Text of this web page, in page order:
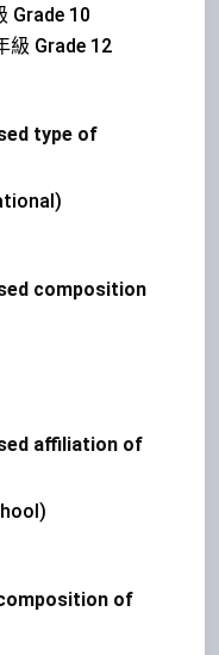
Grade 10
級 Grade 12
type of
composition
affiliation of
of